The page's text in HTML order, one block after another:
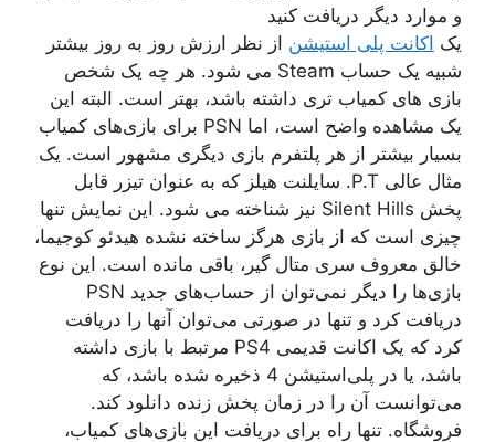
و موارد دیگر دریافت کنید
یک اکانت پلی استیشن از نظر ارزش روز به روز بیشتر
شبیه یک حساب Steam می شود. هر چه یک شخص
بازی های کمیاب تری داشته باشد، بهتر است. البته این
یک مشاهده واضح است، اما PSN برای بازی‌های کمیاب
بسیار بیشتر از هر پلتفرم بازی دیگری مشهور است. یک
مثال عالی P.T. سایلنت هیلز که به عنوان تیزر قابل
پخش Silent Hills نیز شناخته می شود. این نمایش تنها
چیزی است که از بازی هرگز ساخته نشده هیدئو کوجیما،
خالق معروف سری متال گیر، باقی مانده است. این نوع
بازی‌ها را دیگر نمی‌توان از حساب‌های جدید PSN
دریافت کرد و تنها در صورتی می‌توان آنها را دریافت
کرد که یک اکانت قدیمی PS4 مرتبط با بازی داشته
باشد، یا در پلی‌استیشن 4 ذخیره شده باشد، که
می‌توانست آن را در زمان پخش زنده دانلود کند.
فروشگاه. تنها راه برای دریافت این بازی‌های کمیاب،